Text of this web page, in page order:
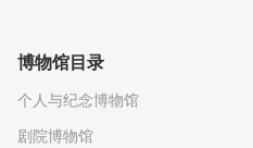
博物馆目录
个人与纪念博物馆
剧院博物馆